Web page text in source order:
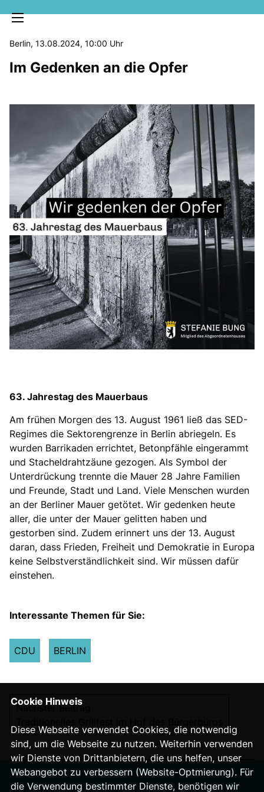
MELDUNGEN
SOZIALE MEDIEN
KLARTEXT
Berlin, 13.08.2024, 10:00 Uhr
Im Gedenken an die Opfer
63. Jahrestag des Mauerbaus
Am frühen Morgen des 13. August 1961 ließ das SED-
Regimes die Sektorengrenze in Berlin abriegeln. Es
wurden Barrikaden errichtet, Betonpfähle eingerammt
und Stacheldrahtzäune gezogen. Als Symbol der
Unterdrückung trennte die Mauer 28 Jahre Familien
und Freunde, Stadt und Land. Viele Menschen wurden
an der Berliner Mauer getötet. Wir gedenken heute
aller, die unter der Mauer gelitten haben und
gestorben sind. Zudem erinnert uns der 13. August
daran, dass Frieden, Freiheit und Demokratie in Europa
keine Selbstverständlichkeit sind. Wir müssen dafür
einstehen.
Interessante Themen für Sie:
CDU BERLIN
Nächster Beitrag
Cookie Hinweis
Diese Webseite verwendet Cookies, die notwendig
sind, um die Webseite zu nutzen. Weiterhin verwenden
wir Dienste von Drittanbietern, die uns helfen, unser
Webangebot zu verbessern (Website-Optmierung). Für
die Verwendung bestimmter Dienste, benötigen wir